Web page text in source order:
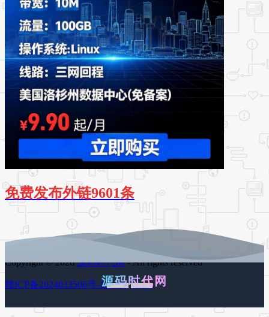
免费发布外链9601条
Copyright © 2026源码时代网- All rights reserved
赣ICP备2024033506号-1百度地图 谷歌地图
源码时代网